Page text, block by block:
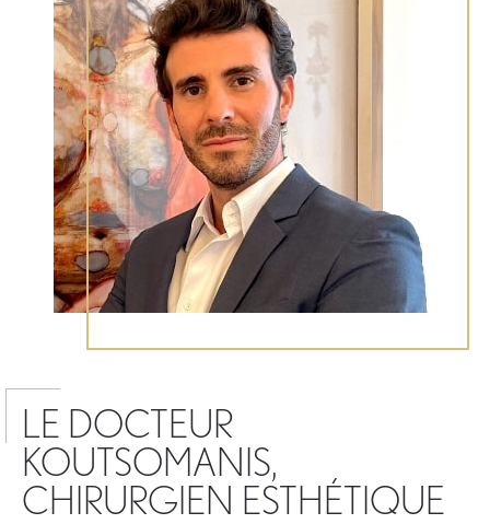
LE DOCTEUR
KOUTSOMANIS,
CHIRURGIEN ESTHÉTIQUE